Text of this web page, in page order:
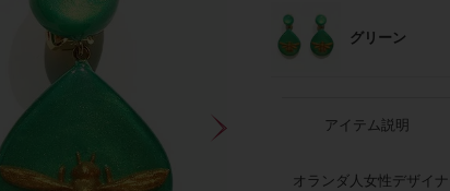
グリーン
アイテム説明
オランダ人女性デザイ